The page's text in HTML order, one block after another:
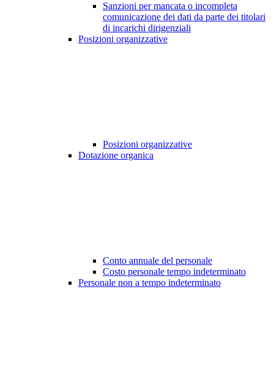
Sanzioni per mancata o incompleta
comunicazione dei dati da parte dei titolari
di incarichi dirigenziali
Posizioni organizzative
Posizioni organizzative
Dotazione organica
Conto annuale del personale
Costo personale tempo indeterminato
Personale non a tempo indeterminato